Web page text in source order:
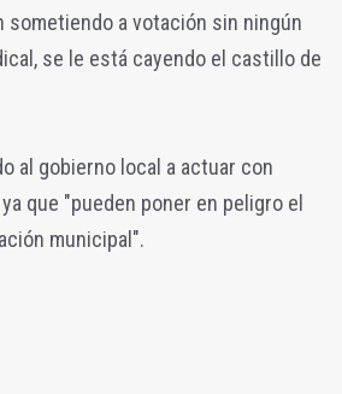
sometiendo a votación sin ningún
se le está cayendo el castillo de
al gobierno local a actuar con
que "pueden poner en peligro el
municipal".